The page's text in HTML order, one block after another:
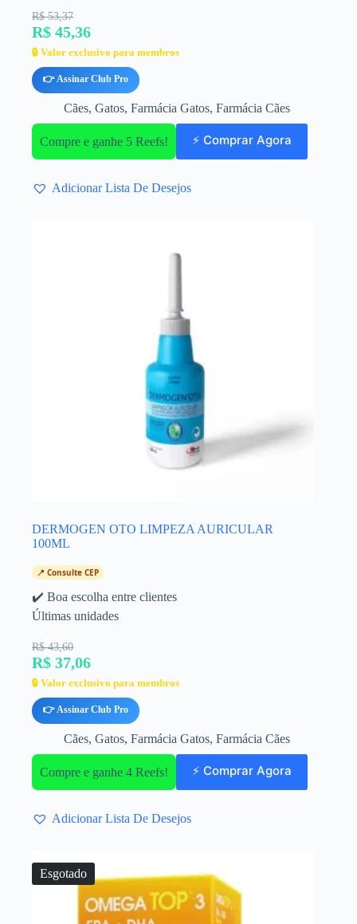
R$ 53,37
R$ 45,36
🔒 Valor exclusivo para membros
👉 Assinar Club Pro
Cães, Gatos, Farmácia Gatos, Farmácia Cães
Compre e ganhe 5 Reefs! ⚡ Comprar Agora
Adicionar Lista De Desejos
DERMOGEN OTO LIMPEZA AURICULAR
100ML
📍 Consulte CEP
✔️ Boa escolha entre clientes
Últimas unidades
R$ 43,60
R$ 37,06
🔒 Valor exclusivo para membros
👉 Assinar Club Pro
Cães, Gatos, Farmácia Gatos, Farmácia Cães
Compre e ganhe 4 Reefs! ⚡ Comprar Agora
Adicionar Lista De Desejos
Esgotado